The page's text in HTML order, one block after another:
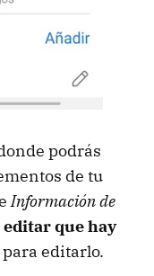
podrás
de tu
Información de
editar que hay
para editarlo.